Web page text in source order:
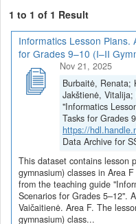
Aplinkosaugos
Vaičaitienė)
Virtualiųjų aplinkų
Visi F srities pamokų planai
Pamokų planai ir užduotys
švietimo transformacija
įgyvendintą pagal
planą „Naujos kartos
ekonomikos gaivinimo ir
„NextGenerationEU“
Area F. Lesson
Grades 9–10
1 to 1 of 1 Result
Informatics Lesson Plans.
for Grades 9–10 (I–II
Nov 21, 2025
Burbaitė, Renata;
Jakštienė,
"Informatics
Tasks for Grades
https://
Data Archive for
This dataset contains lesson
gymnasium) classes in Area
from the teaching guide
Scenarios for Grades 5–12".
Vaičaitienė. Area F. The
gymnasium) class...